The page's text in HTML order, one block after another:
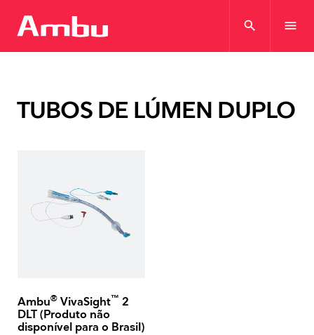
search menu
TUBOS DE LÚMEN DUPLO
Ambu®VivaSight™ 2
DLT (Produto não
disponível para o Brasil)